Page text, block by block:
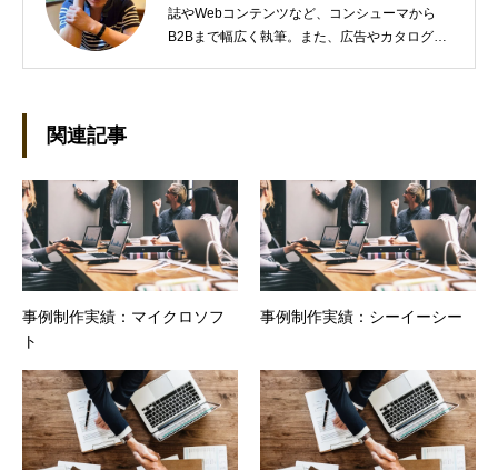
誌やWebコンテンツなど、コンシューマから
B2Bまで幅広く執筆。また、広告やカタログ、
ージ（SAN/NAS/LTO/SASなど）、セキュリテ
ィ（BIOS/UTM/情報漏えい対策/デザスタリカバ
リ/内部統制・コンプライアンス/ネットワーク
セキュリティ/メールセキュリティなど）、ネッ
トワーク（KVMスイッチ/グループウェア/サー
バ/資産管理/シンクライアント/ホスティングな
ど）、その他（.NET/BI/カタログ/各種戦略/導入
関連記事
事例制作実績：マイクロソフ
ト
事例制作実績：シーイーシー